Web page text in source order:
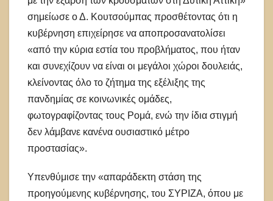
σημείωσε ο Δ. Κουτσούμπας προσθέτοντας ότι η
κυβέρνηση επιχείρησε να αποπροσανατολίσει
«από την κύρια εστία του προβλήματος, που ήταν
και συνεχίζουν να είναι οι μεγάλοι χώροι δουλειάς,
κλείνοντας όλο το ζήτημα της εξέλιξης της
πανδημίας σε κοινωνικές ομάδες,
φωτογραφίζοντας τους Ρομά, ενώ την ίδια στιγμή
δεν λάμβανε κανένα ουσιαστικό μέτρο
προστασίας».
Υπενθύμισε την «απαράδεκτη στάση της
προηγούμενης κυβέρνησης, του ΣΥΡΙΖΑ, όπου με